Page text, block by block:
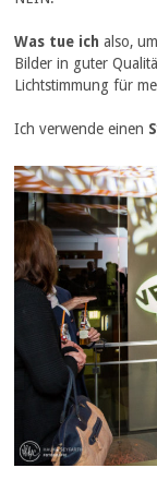
Was tue ich also,
Bilder in guter
Lichtstimmung für
Ich verwende einen